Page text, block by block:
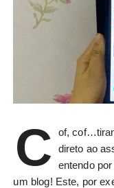
C
of,
direto ao
entendo
um blog! Este, por